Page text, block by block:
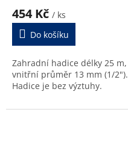
454 Kč / ks
Do košíku
Zahradní hadice délky 25 m,
vnitřní průměr 13 mm (1/2").
Hadice je bez výztuhy.